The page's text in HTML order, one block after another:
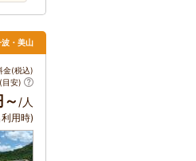
・美山
金(税込)
(目安)
/人
用時)